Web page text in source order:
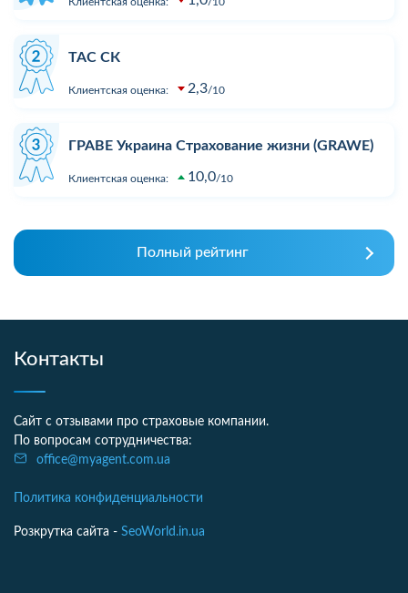
ТАС СК
Клиентская оценка: 2,3 10
ГРАВЕ Украина Страхование жизни (GRAWE)
Клиентская оценка: 10,0 10
Полный рейтинг
Контакты
Сайт с отзывами про страховые компании.
По вопросам сотрудничества:
office@myagent.com.ua
Политика конфиденциальности
Розкрутка сайта - SeoWorld.in.ua